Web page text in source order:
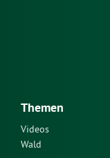
Themen
Videos
Wald